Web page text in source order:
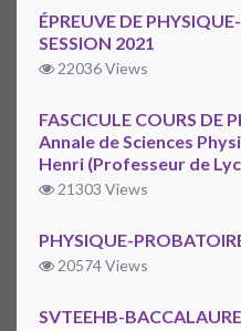
ÉPREUVE DE
SESSION 2021
22036 Views
FASCICULE COURS DE
Annale de Sciences
Henri (Professeur de
21303 Views
PHYSIQUE-
20574 Views
SVTEEHB-